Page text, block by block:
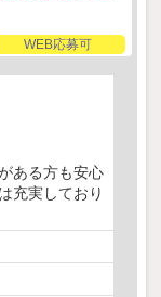
WEB応募可
ある方も安心
充実しており